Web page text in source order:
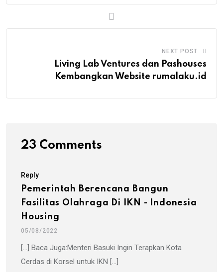
NEXT POST
Living Lab Ventures dan Pashouses
Kembangkan Website rumalaku.id
23 Comments
Reply
Pemerintah Berencana Bangun
Fasilitas Olahraga Di IKN - Indonesia
Housing
05/08/2022
[…] Baca Juga:Menteri Basuki Ingin Terapkan Kota
Cerdas di Korsel untuk IKN […]